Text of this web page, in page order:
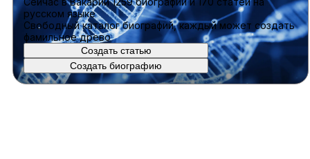
русском языке
Свободный каталог биографий, каждый может создать
фамильное древо
Создать статью
Создать биографию